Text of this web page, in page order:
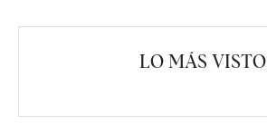
LO MÁS VISTO